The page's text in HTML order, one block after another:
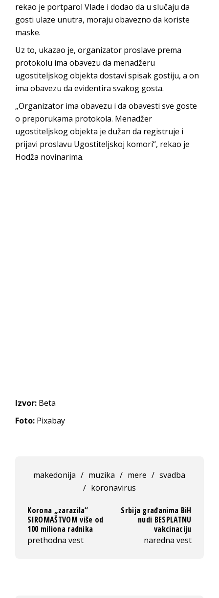
rekao je portparol Vlade i dodao da u slučaju da
gosti ulaze unutra, moraju obavezno da koriste
maske.
Uz to, ukazao je, organizator proslave prema
protokolu ima obavezu da menadžeru
ugostiteljskog objekta dostavi spisak gostiju, a on
ima obavezu da evidentira svakog gosta.
„Organizator ima obavezu i da obavesti sve goste
o preporukama protokola. Menadžer
ugostiteljskog objekta je dužan da registruje i
prijavi proslavu Ugostiteljskoj komori“, rekao je
Hodža novinarima.
Izvor: Beta
Foto: Pixabay
makedonija / muzika / mere / svadba
/ koronavirus
Korona „zarazila“
SIROMAŠTVOM više od
100 miliona radnika
prethodna vest
Srbija građanima BiH
nudi BESPLATNU
vakcinaciju
naredna vest